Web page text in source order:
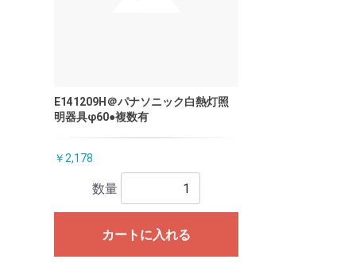
E141209H＠パナソニック白熱灯照
明器具φ60●複数有
￥2,178
数量
カートに入れる